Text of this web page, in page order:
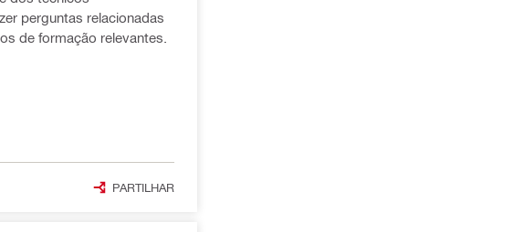
perguntas relacionadas
de formação relevantes.
PARTILHAR